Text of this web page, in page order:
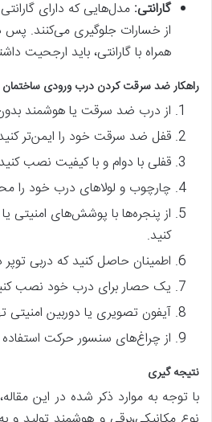
گارانتی: مدل‌هایی که دارای
از خسارات جلوگیری می‌کنند. پس
همراه با گارانتی، باید ارجحیت
راهکار ضد سرقت کردن درب ورودی ساختمان
از درب ضد سرقت یا هوشمند بدون
قفل ضد سرقت خود را ایمن‌تر
قفلی با دوام و با کیفیت نصب
چارچوب و لولاهای درب خود را
از پنجره‌ها با پوشش‌های امنیتی
کنید.
اطمینان حاصل کنید که دربی توپر
یک حصار برای درب خود نصب
آیفون تصویری یا دوربین امنیتی
از چراغ‌های سنسور حرکت استفاده
نتیجه گیری
با توجه به موارد ذکر شده در این